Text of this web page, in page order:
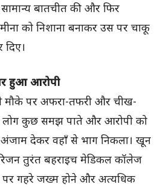
बातचीत की और फिर
को निशाना बनाकर उस पर चाकू
हुआ आरोपी
पर अफरा-तफरी और चीख-
कुछ समझ पाते और आरोपी को
देकर वहाँ से भाग निकला। खून
तुरंत बहराइच मेडिकल कॉलेज
गहरे जख्म होने और अत्यधिक